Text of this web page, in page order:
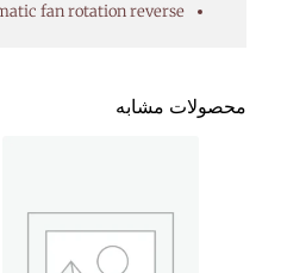
fan rotation reverse
محصولات مشابه